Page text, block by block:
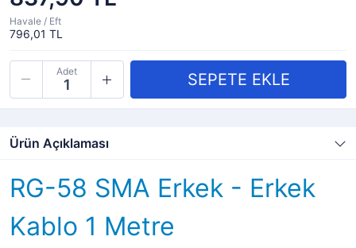
Havale / Eft
796,01 TL
Adet
Ürün Açıklaması
RG-58 SMA Erkek - Erkek
Kablo 1 Metre